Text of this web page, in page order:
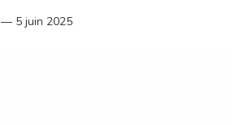
— 5 juin 2025